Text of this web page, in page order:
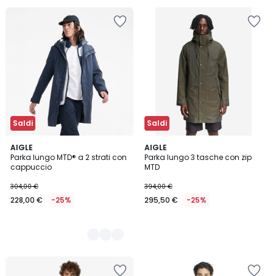
Saldi
AIGLE
Parka lungo MTD® a 2 strati con
cappuccio
304,00 €
228,00 € -25%
2
Colori
Saldi
AIGLE
Parka lungo 3 tasche con zip
MTD
394,00 €
295,50 € -25%